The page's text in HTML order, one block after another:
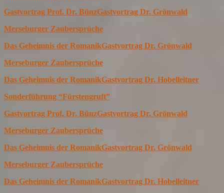
Gastvortrag Prof. Dr. BünzGastvortrag Dr. Grönwald
Merseburger Zaubersprüche
Das Geheimnis der RomanikGastvortrag Dr. Grönwald
Merseburger Zaubersprüche
Das Geheimnis der RomanikGastvortrag Dr. Hobelleitner
Sonderführung “Fürstengruft”
Gastvortrag Prof. Dr. BünzGastvortrag Dr. Grönwald
Merseburger Zaubersprüche
Das Geheimnis der RomanikGastvortrag Dr. Grönwald
Merseburger Zaubersprüche
Das Geheimnis der RomanikGastvortrag Dr. Hobelleitner